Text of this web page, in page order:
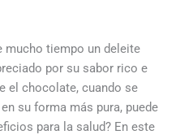
mucho tiempo un deleite
por su sabor rico e
el chocolate, cuando se
su forma más pura, puede
para la salud? En este